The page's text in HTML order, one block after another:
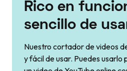
Rico en
sencillo de
Nuestro cortador de videos
y fácil de usar. Puedes